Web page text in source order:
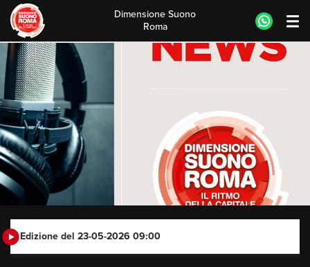
Skip
to
content
Dimensione Suono
Roma
Edizione del 23-05-2026 09:00